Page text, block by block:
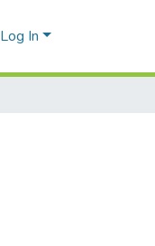
Log In